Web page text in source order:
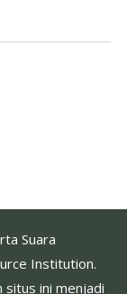
Suara
Institution.
situs ini menjadi